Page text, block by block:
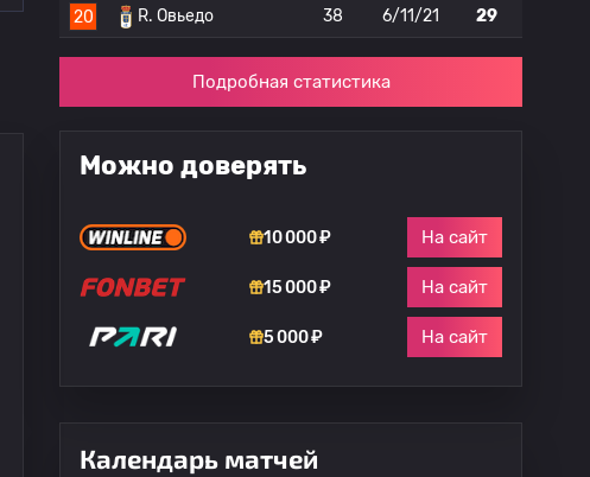
20 R. Овьедо 38 6/11/21 29
Подробная статистика
Можно доверять
10 000 ₽ На сайт
15 000 ₽ На сайт
5 000 ₽ На сайт
Календарь матчей